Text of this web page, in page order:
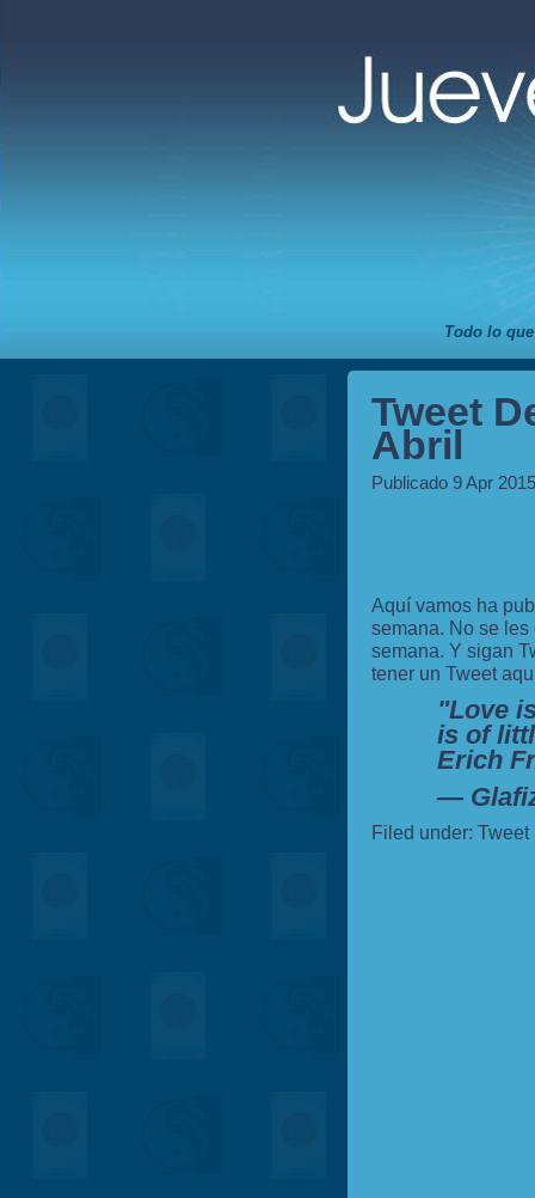
Todo lo
Tweet
Abril
Publicado 9 Apr
Aquí vamos ha
semana. No se les
semana. Y sigan
tener un Tweet
"Love
is of
Erich
—
Filed under: Tweet